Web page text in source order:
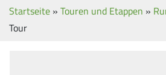
Startseite » Touren und Etappen »
Tour